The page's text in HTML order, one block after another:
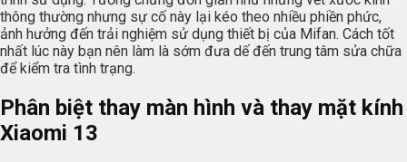
thông thường nhưng sự cố này lại kéo theo nhiều phiền phức,
ảnh hưởng đến trải nghiệm sử dụng thiết bị của Mifan. Cách tốt
nhất lúc này bạn nên làm là sớm đưa dế đến trung tâm sửa chữa
để kiểm tra tình trạng.
Phân biệt thay màn hình và thay mặt kính
Xiaomi 13